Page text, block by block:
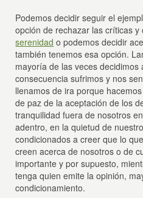
Podemos decidir seguir el
opción de rechazar las críticas
serenidad o podemos decidir
también tenemos esa opción.
mayoría de las veces decidimos
consecuencia sufrimos y nos
llenamos de ira porque
de paz de la aceptación de los
tranquilidad fuera de nosotros
adentro, en la quietud de
condicionados a creer que lo
creen acerca de nosotros o de
importante y por supuesto,
tenga quien emite la opinión,
condicionamiento.